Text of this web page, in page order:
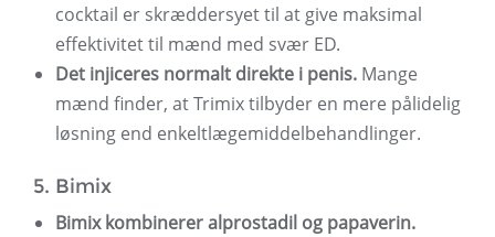
cocktail er skræddersyet til at give maksimal
effektivitet til mænd med svær ED.
Det injiceres normalt direkte i penis. Mange
mænd finder, at Trimix tilbyder en mere pålidelig
løsning end enkeltlægemiddelbehandlinger.
5. Bimix
Bimix kombinerer alprostadil og papaverin.